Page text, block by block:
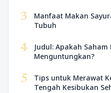
3
Manfaat Makan
Tubuh
4
Judul: Apakah
Menguntungkan?
5
Tips untuk Merawat
Tengah Kesibukan